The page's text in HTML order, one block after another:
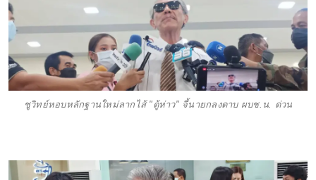
ชูวิทย์หอบหลักฐานใหม่ลากไส้ "ตู้ห่าว" จี้นายกลงดาบ ผบช.น. ด่วน